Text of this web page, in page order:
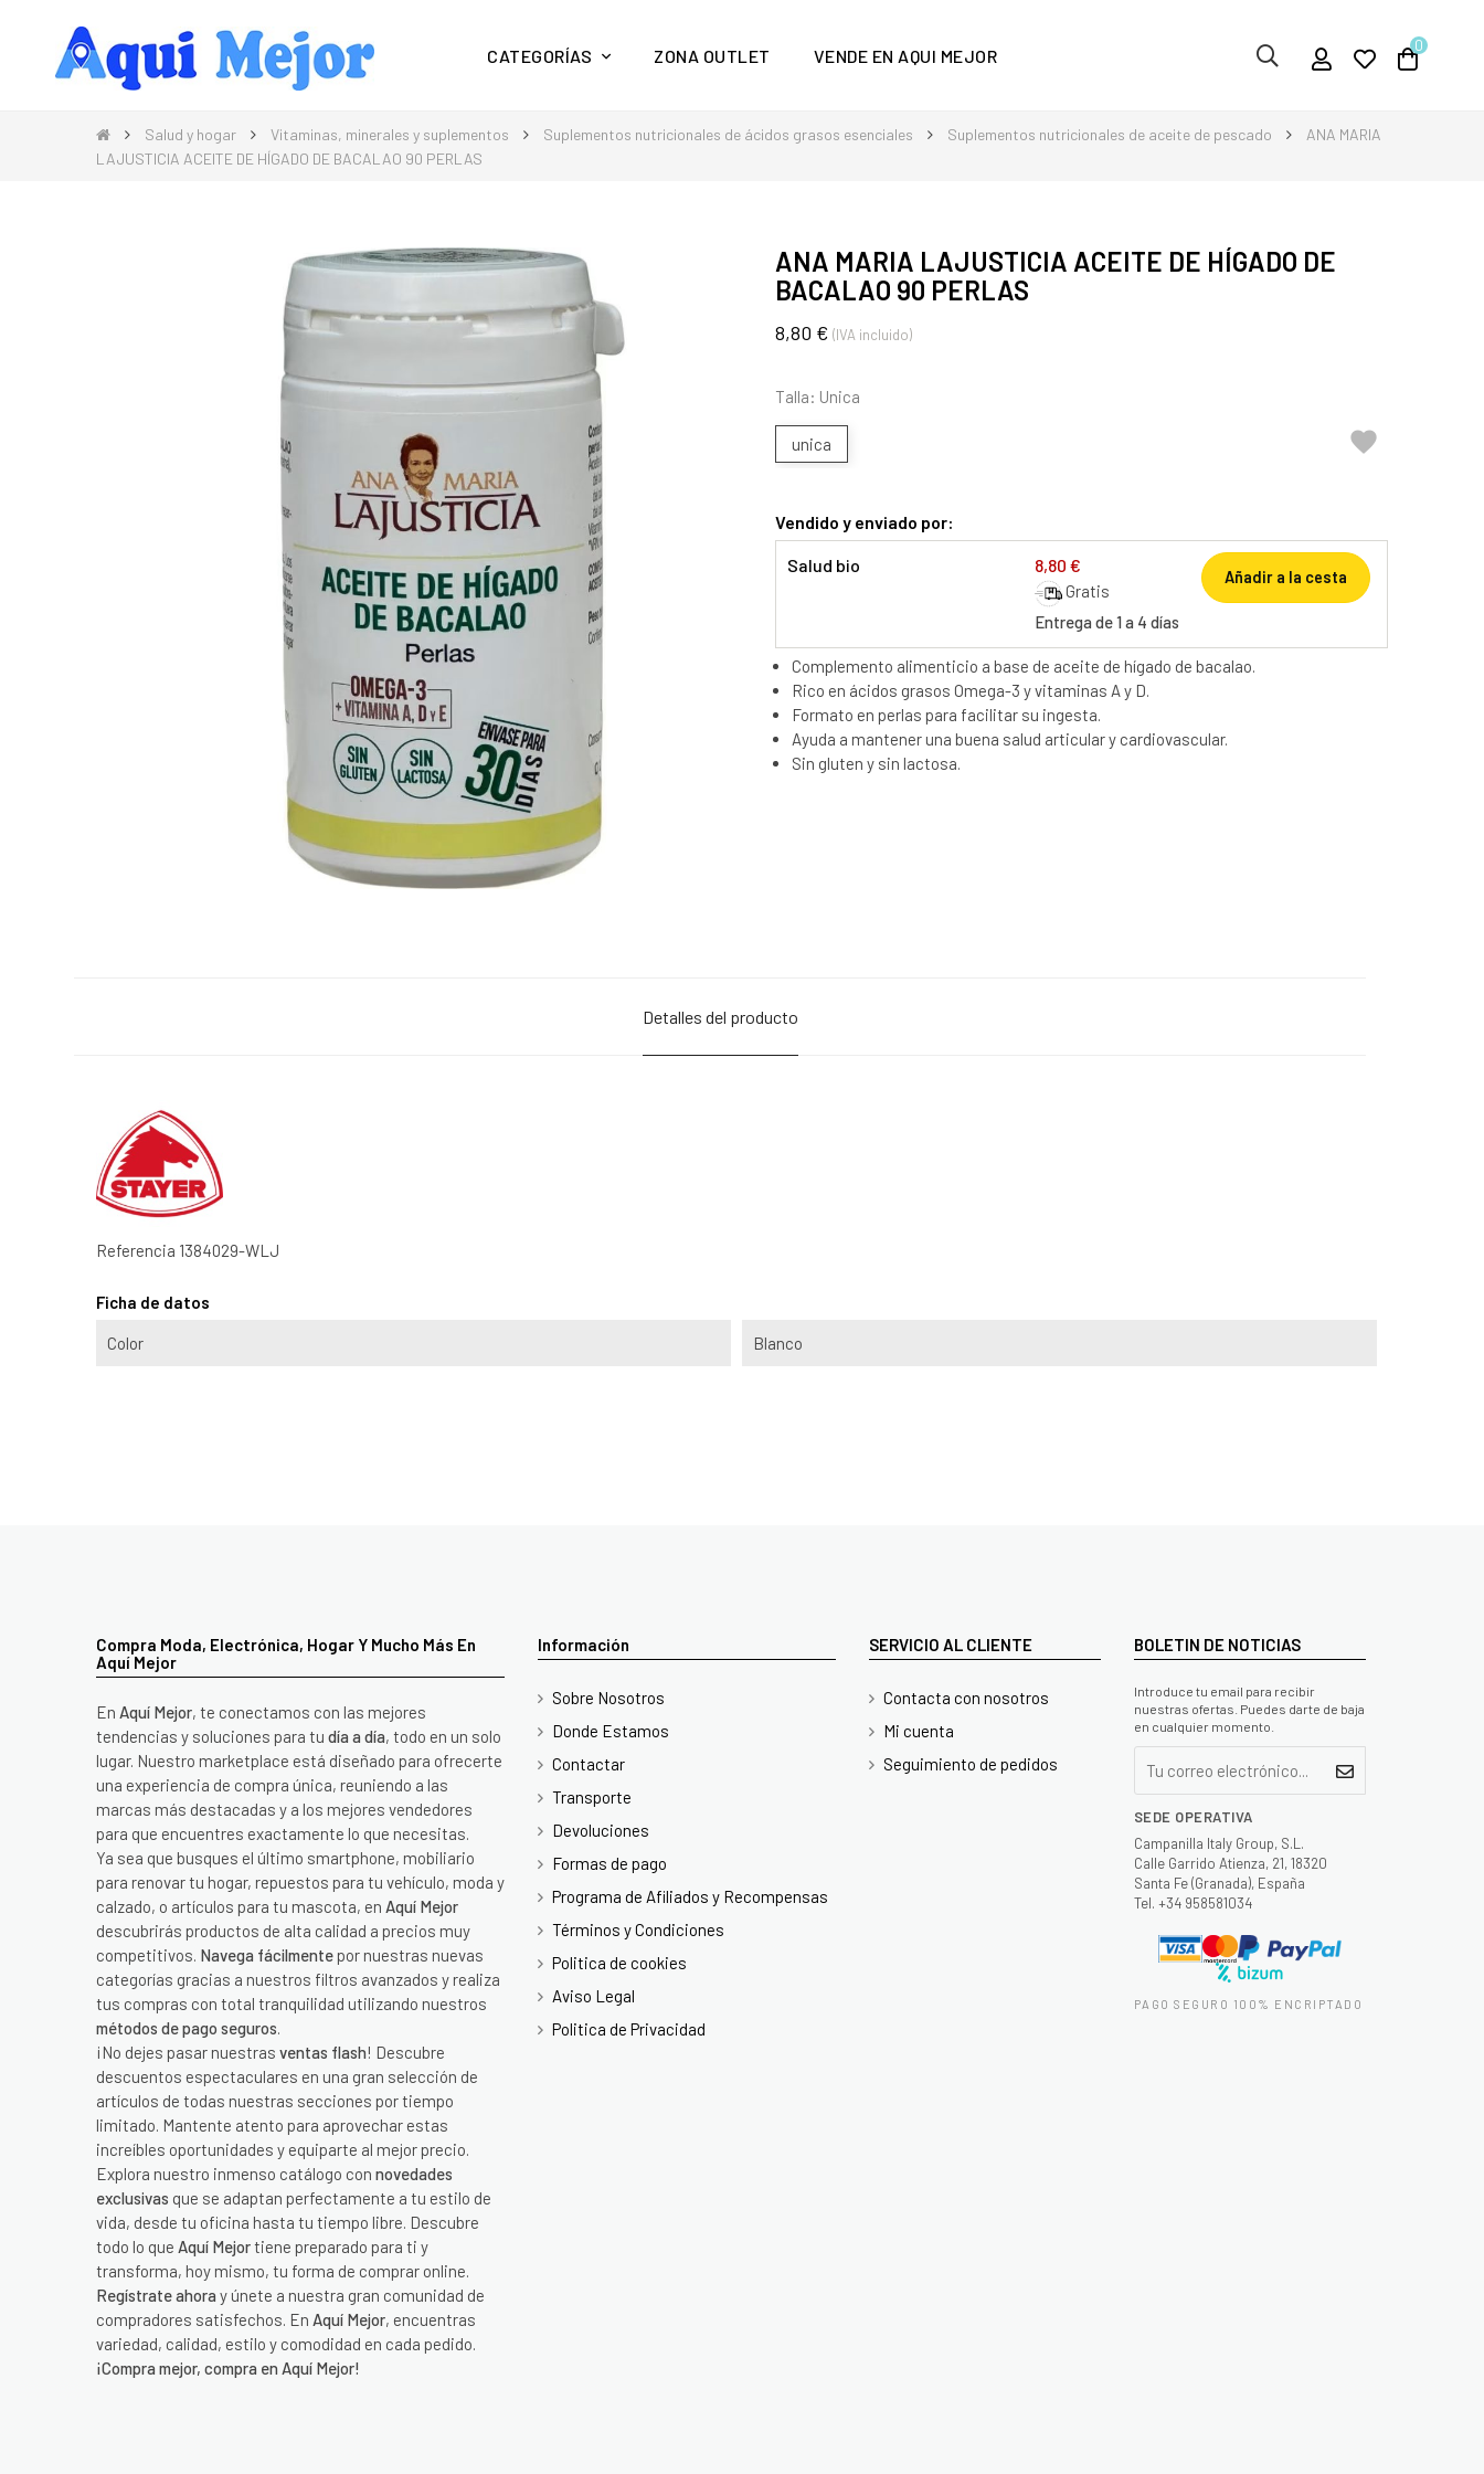
Compra Moda, Electrónica, Hogar y mucho más en Aquí Mejor
CATEGORÍAS ZONA OUTLET VENDE EN AQUI MEJOR 0
Salud y hogar Vitaminas, minerales y suplementos Suplementos nutricionales de ácidos grasos esenciales Suplementos nutricionales de aceite de pescado
ANA MARIA
LAJUSTICIA ACEITE DE HÍGADO DE BACALAO 90 PERLAS
ANA MARIA LAJUSTICIA ACEITE DE HÍGADO DE
BACALAO 90 PERLAS
8,80 € (IVA incluido)
Talla: Unica
unica 
Vendido y enviado por:
Salud bio 8,80 €
Gratis
Entrega de 1 a 4 días
Añadir a la cesta
Complemento alimenticio a base de aceite de hígado de bacalao.
Rico en ácidos grasos Omega-3 y vitaminas A y D.
Formato en perlas para facilitar su ingesta.
Ayuda a mantener una buena salud articular y cardiovascular.
Sin gluten y sin lactosa.
Detalles del producto
Referencia 1384029-WLJ
Ficha de datos
Color Blanco
Compra Moda, Electrónica, Hogar Y Mucho Más En
Aquí Mejor
En Aquí Mejor, te conectamos con las mejores
tendencias y soluciones para tu día a día, todo en un solo
lugar. Nuestro marketplace está diseñado para ofrecerte
una experiencia de compra única, reuniendo a las
marcas más destacadas y a los mejores vendedores
para que encuentres exactamente lo que necesitas.
Ya sea que busques el último smartphone, mobiliario
para renovar tu hogar, repuestos para tu vehículo, moda y
calzado, o artículos para tu mascota, en Aquí Mejor
descubrirás productos de alta calidad a precios muy
competitivos. Navega fácilmente por nuestras nuevas
categorías gracias a nuestros filtros avanzados y realiza
tus compras con total tranquilidad utilizando nuestros
métodos de pago seguros.
¡No dejes pasar nuestras ventas flash! Descubre
descuentos espectaculares en una gran selección de
artículos de todas nuestras secciones por tiempo
limitado. Mantente atento para aprovechar estas
increíbles oportunidades y equiparte al mejor precio.
Explora nuestro inmenso catálogo con novedades
exclusivas que se adaptan perfectamente a tu estilo de
vida, desde tu oficina hasta tu tiempo libre. Descubre
todo lo que Aquí Mejortiene preparado para ti y
transforma, hoy mismo, tu forma de comprar online.
Regístrate ahora y únete a nuestra gran comunidad de
compradores satisfechos. En Aquí Mejor, encuentras
variedad, calidad, estilo y comodidad en cada pedido.
¡Compra mejor, compra en Aquí Mejor!
Información
Sobre Nosotros
Donde Estamos
Contactar
Transporte
Devoluciones
Formas de pago
Programa de Afiliados y Recompensas
Términos y Condiciones
Politica de cookies
Aviso Legal
Politica de Privacidad
SERVICIO AL CLIENTE
Contacta con nosotros
Mi cuenta
Seguimiento de pedidos
BOLETIN DE NOTICIAS
Introduce tu email para recibir
nuestras ofertas. Puedes darte de baja
en cualquier momento.
SEDE OPERATIVA
Campanilla Italy Group, S.L.
Calle Garrido Atienza, 21, 18320
Santa Fe (Granada), España
Tel. +34 958581034
PAGO SEGURO 100% ENCRIPTADO